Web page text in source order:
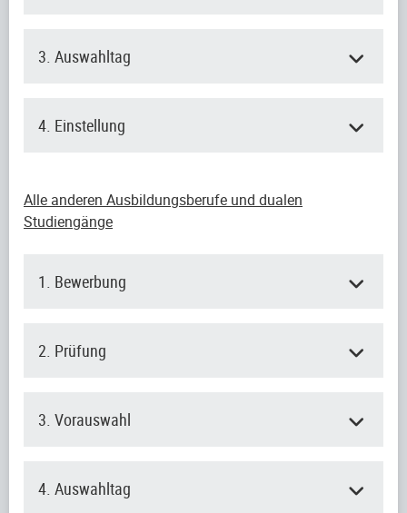
3. Auswahltag
4. Einstellung
Alle anderen Ausbildungsberufe und dualen
Studiengänge
1. Bewerbung
2. Prüfung
3. Vorauswahl
4. Auswahltag